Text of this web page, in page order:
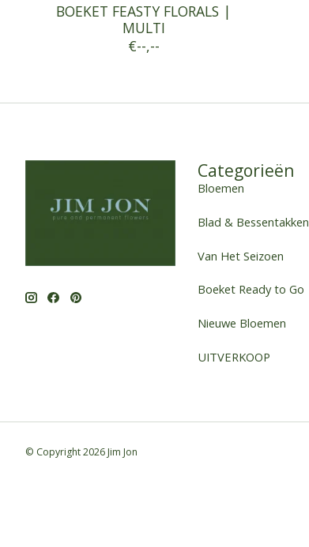
BOEKET FEASTY FLORALS |
MULTI
€--,--
Categorieën
Bloemen
Blad & Bessentakken
Van Het Seizoen
Boeket Ready to Go
Nieuwe Bloemen
UITVERKOOP
© Copyright 2026 Jim Jon